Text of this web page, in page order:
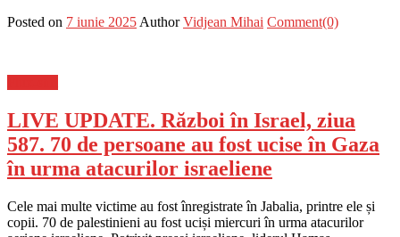
Posted on 7 iunie 2025 Author Vidjean Mihai Comment(0)
LIVE UPDATE. Război în Israel, ziua
587. 70 de persoane au fost ucise în Gaza
în urma atacurilor israeliene
Cele mai multe victime au fost înregistrate în Jabalia, printre ele și
copii. 70 de palestinieni au fost uciși miercuri în urma atacurilor